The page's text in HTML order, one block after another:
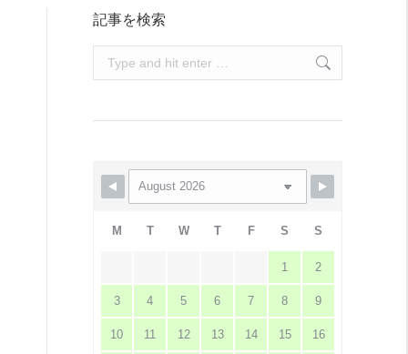
記事を検索
Search:
M T W T F S S
1 2
3 4 5 6 7 8 9
10 11 12 13 14 15 16